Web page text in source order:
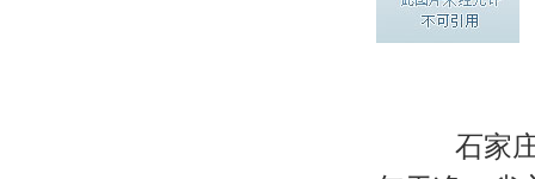
石家庄专